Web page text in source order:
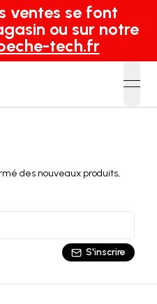
ventes se font
ou sur notre
tech.fr
des nouveaux produits,
S'inscrire